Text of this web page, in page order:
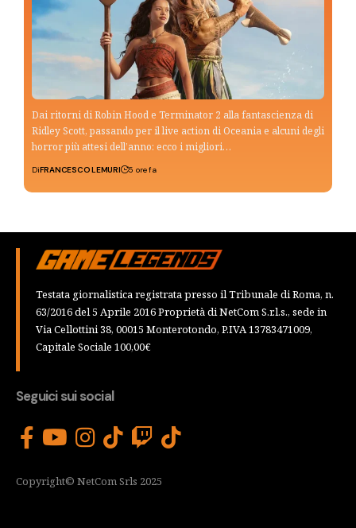
Dai ritorni di Robin Hood e Terminator 2 alla fantascienza di
Ridley Scott, passando per il live action di Oceania e alcuni degli
horror più attesi dell’anno: ecco i migliori…
DiFRANCESCO LEMURI 5 ore fa
Testata giornalistica registrata presso il Tribunale di Roma, n.
63/2016 del 5 Aprile 2016 Proprietà di NetCom S.r.l.s., sede in
Via Cellottini 38, 00015 Monterotondo, P.IVA 13783471009,
Capitale Sociale 100,00€
Seguici sui social
Copyright© NetCom Srls 2025